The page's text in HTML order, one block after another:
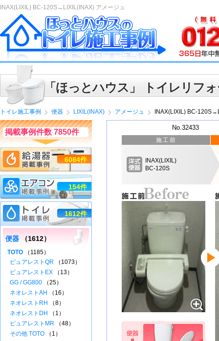
INAX(LIXIL) BC-120S→LIXIL(INAX) アメージュ
「ほっとハウス」 トイレリフ
トイレ施工事例 便器 LIXIL(INAX) アメージュ INAX(LIXIL) BC-
No.32433
施工前
INAX(LIXIL)
BC-120S
掲載事例件数 7850件
6084件
154件
1612件
便器 （1612）
TOTO （1185）
ピュアレストQR （1073）
ピュアレストEX （13）
GG / GG800 （25）
ネオレストAH
（16）
ネオレストRH
（8）
ネオレストDH
（1）
ピュアレストMR （48）
その他 TOTO （1）